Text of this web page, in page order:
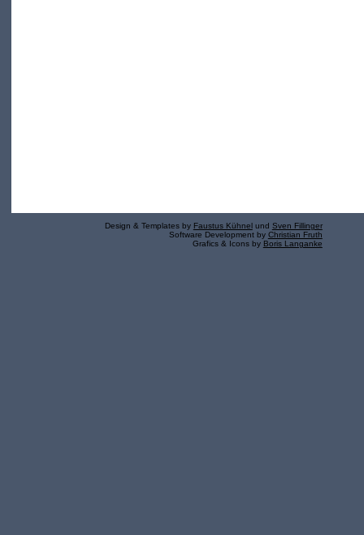
Design & Templates by Faustus Kühnel und Sven Fillinger
Software Development by Christian Fruth
Grafics & Icons by Boris Langanke